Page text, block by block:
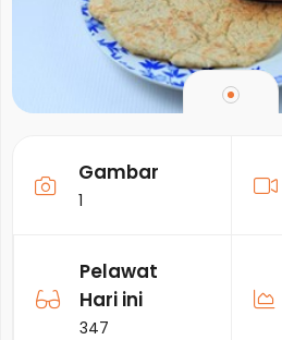
Gambar
1
Pelawat
Hari ini
347